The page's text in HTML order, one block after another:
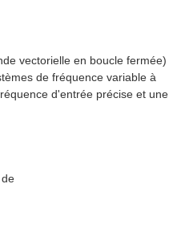
vectorielle en boucle fermée)
de fréquence variable à
d'entrée précise et une